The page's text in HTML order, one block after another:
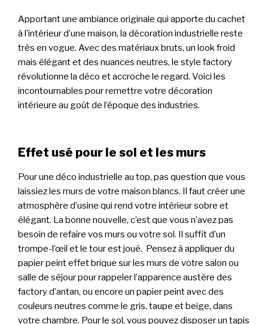
Apportant une ambiance originale qui apporte du cachet
à l’intérieur d’une maison, la décoration industrielle reste
très en vogue. Avec des matériaux bruts, un look froid
mais élégant et des nuances neutres, le style factory
révolutionne la déco et accroche le regard. Voici les
incontournables pour remettre votre décoration
intérieure au goût de l’époque des industries.
Effet usé pour le sol et les murs
Pour une déco industrielle au top, pas question que vous
laissiez les murs de votre maison blancs. Il faut créer une
atmosphère d’usine qui rend votre intérieur sobre et
élégant. La bonne nouvelle, c’est que vous n’avez pas
besoin de refaire vos murs ou votre sol. Il suffit d’un
trompe-l’œil et le tour est joué. Pensez à appliquer du
papier peint effet brique sur les murs de votre salon ou
salle de séjour pour rappeler l’apparence austère des
factory d’antan, ou encore un papier peint avec des
couleurs neutres comme le gris, taupe et beige, dans
votre chambre. Pour le sol, vous pouvez disposer un tapis